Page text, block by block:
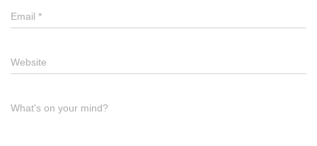
Email *
Website
What's on your mind?